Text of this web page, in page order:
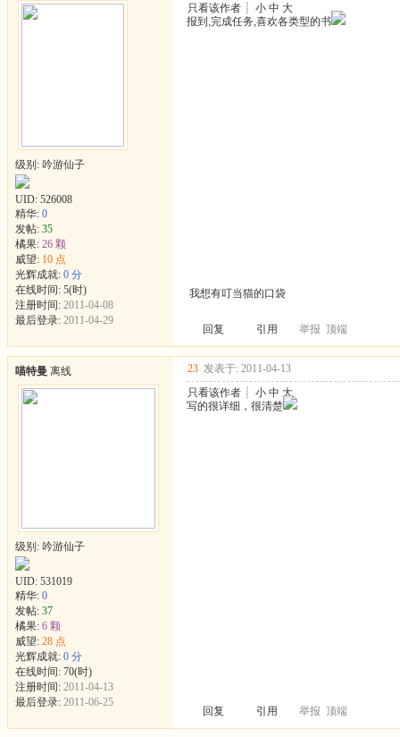
级别: 吟游仙子
UID: 526008
精华: 0
发帖: 35
橘果: 26 颗
威望: 10 点
光辉成就: 0 分
在线时间: 5(时)
注册时间: 2011-04-08
最后登录: 2011-04-29
只看该作者 ┊ 小 中 大
报到,完成任务,喜欢各类型的书
我想有叮当猫的口袋
回复 引用 举报 顶端
喵特曼 离线
级别: 吟游仙子
UID: 531019
精华: 0
发帖: 37
橘果: 6 颗
威望: 28 点
光辉成就: 0 分
在线时间: 70(时)
注册时间: 2011-04-13
最后登录: 2011-06-25
23 发表于: 2011-04-13
只看该作者 ┊ 小 中 大
写的很详细，很清楚
回复 引用 举报 顶端